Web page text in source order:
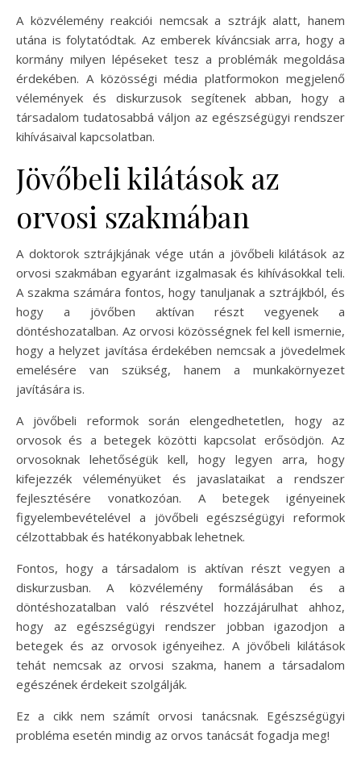
A közvélemény reakciói nemcsak a sztrájk alatt, hanem
utána is folytatódtak. Az emberek kíváncsiak arra, hogy a
kormány milyen lépéseket tesz a problémák megoldása
érdekében. A közösségi média platformokon megjelenő
vélemények és diskurzusok segítenek abban, hogy a
társadalom tudatosabbá váljon az egészségügyi rendszer
kihívásaival kapcsolatban.
Jövőbeli kilátások az
orvosi szakmában
A doktorok sztrájkjának vége után a jövőbeli kilátások az
orvosi szakmában egyaránt izgalmasak és kihívásokkal teli.
A szakma számára fontos, hogy tanuljanak a sztrájkból, és
hogy a jövőben aktívan részt vegyenek a
döntéshozatalban. Az orvosi közösségnek fel kell ismernie,
hogy a helyzet javítása érdekében nemcsak a jövedelmek
emelésére van szükség, hanem a munkakörnyezet
javítására is.
A jövőbeli reformok során elengedhetetlen, hogy az
orvosok és a betegek közötti kapcsolat erősödjön. Az
orvosoknak lehetőségük kell, hogy legyen arra, hogy
kifejezzék véleményüket és javaslataikat a rendszer
fejlesztésére vonatkozóan. A betegek igényeinek
figyelembevételével a jövőbeli egészségügyi reformok
célzottabbak és hatékonyabbak lehetnek.
Fontos, hogy a társadalom is aktívan részt vegyen a
diskurzusban. A közvélemény formálásában és a
döntéshozatalban való részvétel hozzájárulhat ahhoz,
hogy az egészségügyi rendszer jobban igazodjon a
betegek és az orvosok igényeihez. A jövőbeli kilátások
tehát nemcsak az orvosi szakma, hanem a társadalom
egészének érdekeit szolgálják.
Ez a cikk nem számít orvosi tanácsnak. Egészségügyi
probléma esetén mindig az orvos tanácsát fogadja meg!